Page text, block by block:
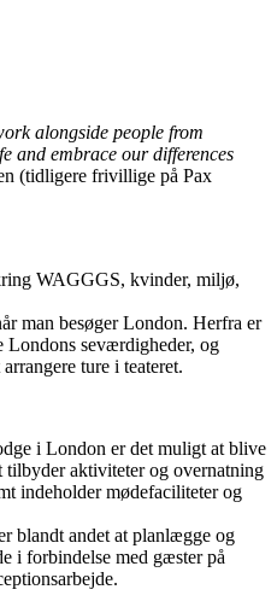
alongside people from
and embrace our differences
(tidligere frivillige på Pax
WAGGGS, kvinder, miljø,
man besøger London. Herfra er
Londons seværdigheder, og
ture i teateret.
i London er det muligt at blive
aktiviteter og overnatning
indeholder mødefaciliteter og
blandt andet at planlægge og
i forbindelse med gæster på